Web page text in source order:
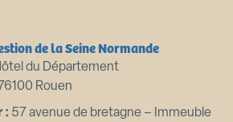
de la Seine Normande
du Département
Rouen
: 57 avenue de bretagne – Immeuble